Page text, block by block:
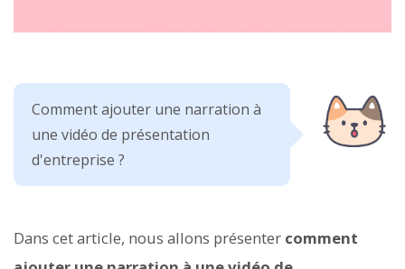
Comment ajouter une narration à
une vidéo de présentation
d'entreprise ?
Dans cet article, nous allons présenter comment